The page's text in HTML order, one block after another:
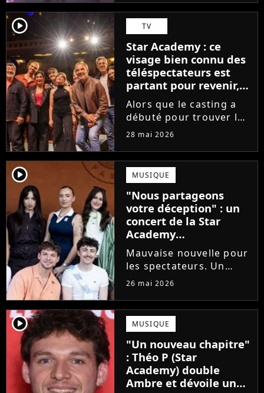
son tout premier single.
Avec Garçon solide, le
chanteur livre une
facette plus fragile de
sa personnalité....
player2 TV
Star Academy : ce
visage bien connu des
téléspectateurs est
partant pour revenir,
sauf que la place est
déjà prise
Alors que le casting a
débuté pour trouver les
prochains Pierre
Ambre, une professeure
emblématique de la Star
Academy se positionne
pour enseigner le chant
aux...
28 mai 2026
player2 MUSIQUE
"Nous partageons
votre déception" : un
concert de la Star
Academy
définitivement annulé
Mauvaise nouvelle pour
les spectateurs. Un
concert de la Star
dernière minute pour
des raisons de santé, ne
sera finalement pas
reprogrammé.
26 mai 2026
player2 MUSIQUE
"Un nouveau chapitre"
: Théo P (Star
Academy) double
Ambre et dévoile un